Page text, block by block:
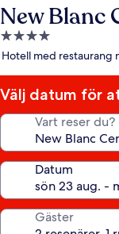
New Blanc
4.0-
stjärnigt
Hotell med restaurang
Välj datum för
Vart reser du?
Datum
Gäster